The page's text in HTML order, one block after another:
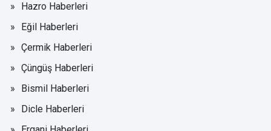
Hazro Haberleri
Eğil Haberleri
Çermik Haberleri
Çüngüş Haberleri
Bismil Haberleri
Dicle Haberleri